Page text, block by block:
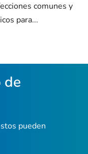
comunes y
para...
de
pueden